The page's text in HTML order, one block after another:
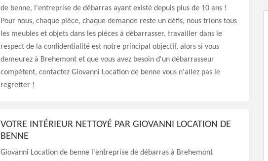
de benne, l'entreprise de débarras ayant existé depuis plus de 10 ans !
Pour nous, chaque pièce, chaque demande reste un défis, nous trions tous
les meubles et objets dans les pièces à débarrasser, travailler dans le
respect de la confidentialité est notre principal objectif, alors si vous
demeurez à Brehemont et que vous avez besoin d'un débarrasseur
compétent, contactez Giovanni Location de benne vous n'allez pas le
regretter !
VOTRE INTÉRIEUR NETTOYÉ PAR GIOVANNI LOCATION DE
BENNE
Giovanni Location de benne l'entreprise de débarras à Brehemont